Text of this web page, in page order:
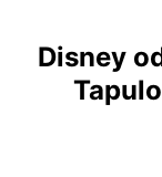
Disney